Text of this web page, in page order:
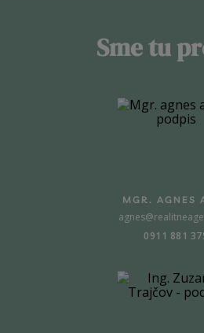
Sme tu
MGR. AGNES
0911 881